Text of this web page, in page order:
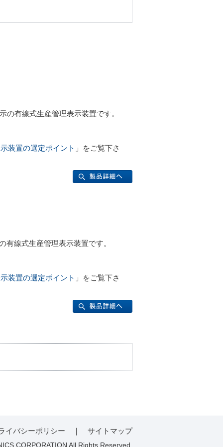
有線式生産管理表示装置です。
装置の選定ポイント 」をご覧下さ
線式生産管理表示装置です。
装置の選定ポイント 」をご覧下さ
イバシーポリシー ｜ サイトマップ
CORPORATION All Rights Reserved.